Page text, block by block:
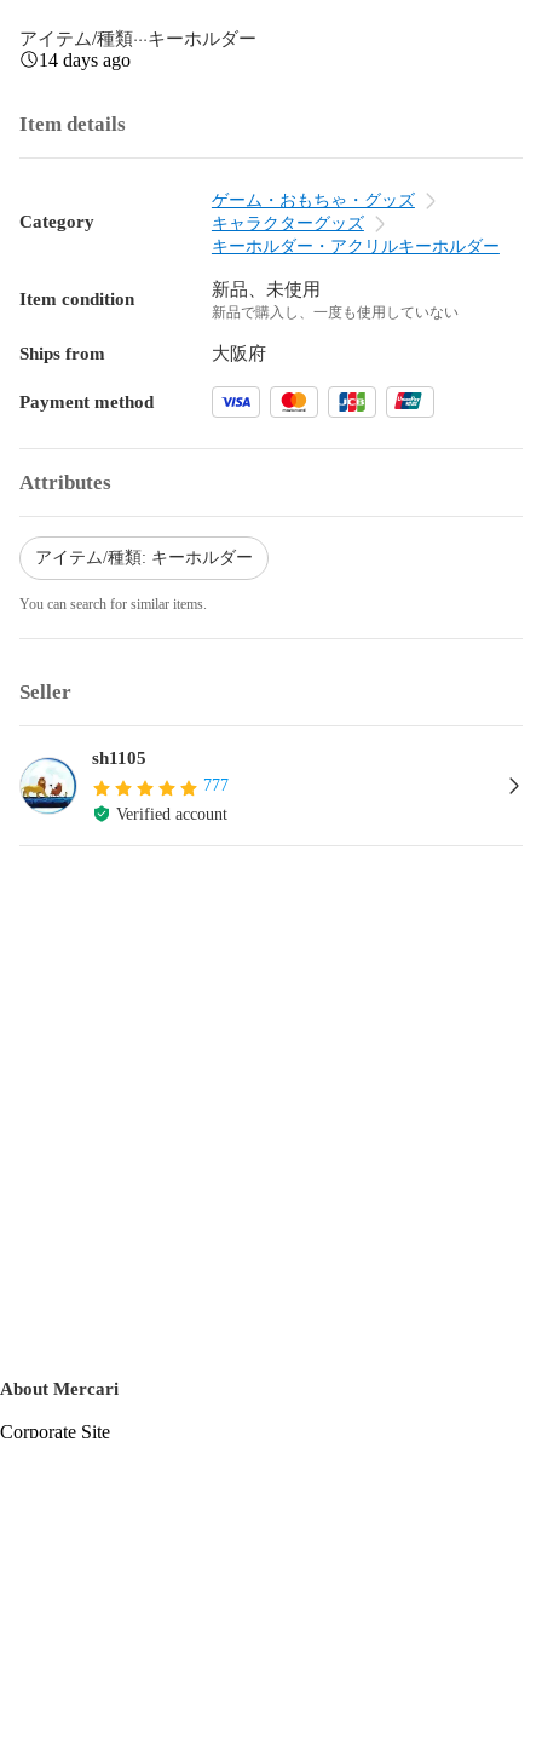
アイテム/種類···キーホルダー
14 days ago
Item details
Category
ゲーム・おもちゃ・グッズ
キャラクターグッズ
キーホルダー・アクリルキーホルダー
Item condition 新品、未使用
新品で購入し、一度も使用していない
Ships from 大阪府
Payment method
Attributes
アイテム/種類: キーホルダー
You can search for similar items.
Seller
sh1105
777
Verified account
About Mercari
Corporate Site